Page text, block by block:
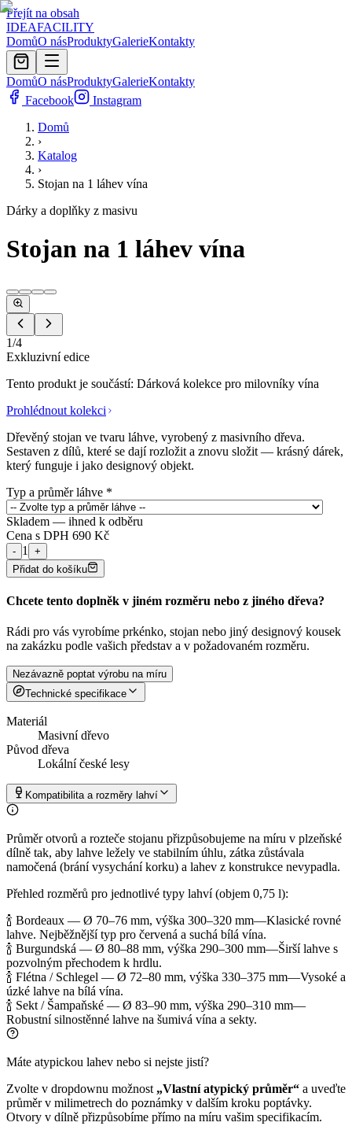
Přejít na obsah
IDEAFACILITY
DomůO násProduktyGalerieKontakty
DomůO násProduktyGalerieKontakty
Facebook
Instagram
Domů
›
Katalog
›
Stojan na 1 láhev vína
Dárky a doplňky z masivu
Stojan na 1 láhev vína
1/4
Exkluzivní edice
Tento produkt je součástí: Dárková kolekce pro milovníky vína
Prohlédnout kolekci
Dřevěný stojan ve tvaru láhve, vyrobený z masivního dřeva.
Sestaven z dílů, které se dají rozložit a znovu složit — krásný dárek,
který funguje i jako designový objekt.
Typ a průměr láhve *
Skladem — ihned k odběru
Cena s DPH 690 Kč
- 1
+
Přidat do košíku
Chcete tento doplněk v jiném rozměru nebo z jiného dřeva?
Rádi pro vás vyrobíme prkénko, stojan nebo jiný designový kousek
na zakázku podle vašich představ a v požadovaném rozměru.
Nezávazně poptat výrobu na míru
Technické specifikace
Materiál
Masivní dřevo
Původ dřeva
Lokální české lesy
Kompatibilita a rozměry lahví
Průměr otvorů a rozteče stojanu přizpůsobujeme na míru v plzeňské
dílně tak, aby lahve ležely ve stabilním úhlu, zátka zůstávala
namočená (brání vysychání korku) a lahev z konstrukce nevypadla.
Přehled rozměrů pro jednotlivé typy lahví (objem 0,75 l):
🍾 Bordeaux — Ø 70–76 mm, výška 300–320 mm—Klasické rovné
lahve. Nejběžnější typ pro červená a suchá bílá vína.
🍾 Burgundská — Ø 80–88 mm, výška 290–300 mm—Širší lahve s
pozvolným přechodem k hrdlu.
🍾 Flétna / Schlegel — Ø 72–80 mm, výška 330–375 mm—Vysoké a
úzké lahve na bílá vína.
🍾 Sekt / Šampaňské — Ø 83–90 mm, výška 290–310 mm—
Robustní silnostěnné lahve na šumivá vína a sekty.
Máte atypickou lahev nebo si nejste jistí?
Zvolte v dropdownu možnost „Vlastní atypický průměr“ a uveďte
průměr v milimetrech do poznámky v dalším kroku poptávky.
Otvory v dílně přizpůsobíme přímo na míru vašim specifikacím.